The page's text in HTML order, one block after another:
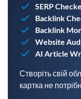
SERP
Backlink
Backlink
Website
AI Article
Створіть свій
картка не